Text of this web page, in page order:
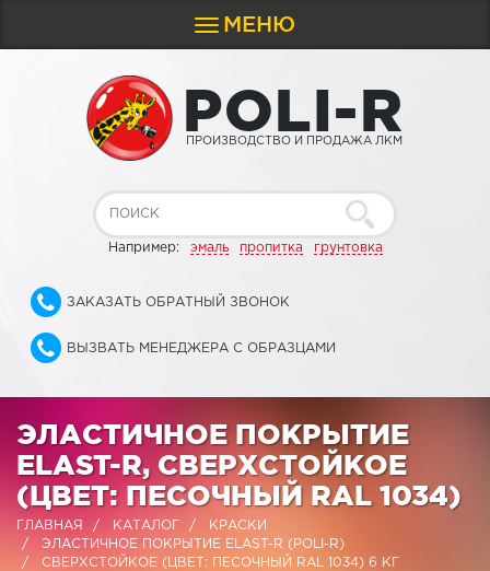
Toggle
navigation
МЕНЮ
POLI-R
ПРОИЗВОДСТВО И ПРОДАЖА ЛКМ
Например: эмаль пропитка грунтовка
ЗАКАЗАТЬ ОБРАТНЫЙ ЗВОНОК
ВЫЗВАТЬ МЕНЕДЖЕРА С ОБРАЗЦАМИ
ЭЛАСТИЧНОЕ ПОКРЫТИЕ
ELAST-R, СВЕРХСТОЙКОЕ
(ЦВЕТ: ПЕСОЧНЫЙ RAL 1034)
ГЛАВНАЯ КАТАЛОГ
КРАСКИ
ЭЛАСТИЧНОЕ ПОКРЫТИЕ ELAST-R (POLI-R)
СВЕРХСТОЙКОЕ (ЦВЕТ: ПЕСОЧНЫЙ RAL 1034) 6 КГ